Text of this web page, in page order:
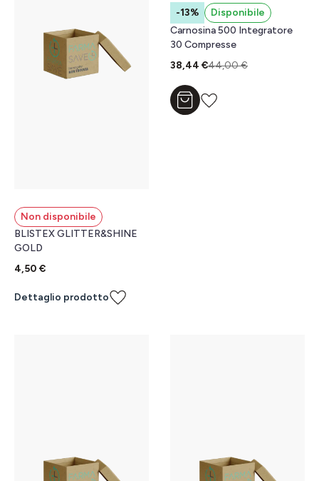
Non disponibile
BLISTEX GLITTER&SHINE
GOLD
4,50 €
Dettaglio prodotto
-13%
Disponibile
Carnosina 500 Integratore
30 Compresse
38,44 €44,00 €
Aggiungi al carrello